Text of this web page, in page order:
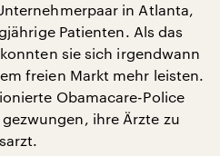
in Atlanta,
Patienten. Als das
sie sich irgendwann
freien Markt mehr leisten.
Obamacare-Police
ihre Ärzte zu